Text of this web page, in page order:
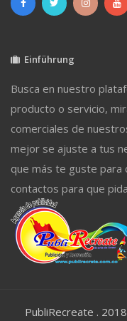
Einführung
Busca en nuestro
producto o servicio,
comerciales de
mejor se ajuste a tus
que más te guste para
contactos para que
PubliRecreate .